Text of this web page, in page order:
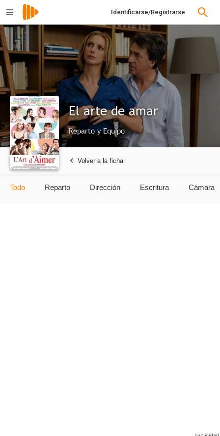
Identificarse/Registrarse
El arte de amar
Reparto y Equipo
Volver a la ficha
Todo Reparto Dirección Escritura Cámara